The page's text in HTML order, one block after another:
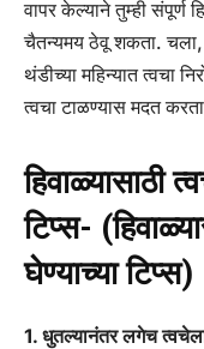
वापर केल्याने तुम्ही संपूर्ण
चैतन्यमय ठेवू शकता. चला,
थंडीच्या महिन्यात त्वचा
त्वचा टाळण्यास मदत
हिवाळ्यासाठी
टिप्स-
घेण्याच्या टिप्स)
1. धुतल्यानंतर लगेच